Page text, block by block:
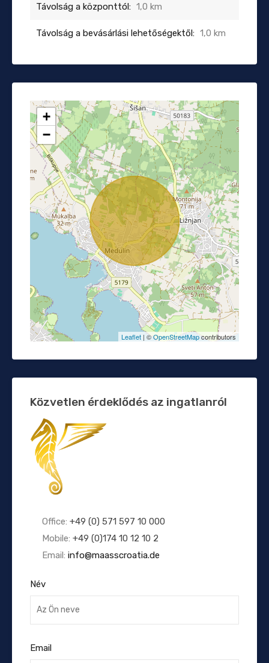
Távolság a központtól: 1,0 km
Távolság a bevásárlási lehetőségektől: 1,0 km
+
−
Leaflet | ©OpenStreetMapcontributors
Közvetlen érdeklődés az ingatlanról
Office: +49 (0) 571 597 10 000
Mobile: +49 (0)174 10 12 10 2
Email: info@maasscroatia.de
Név
Email